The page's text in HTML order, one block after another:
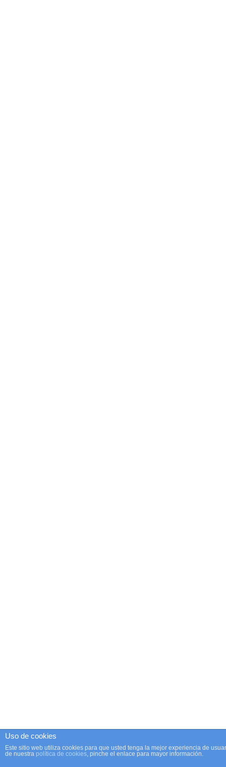
Uso de cookies
Este sitio web utiliza cookies para que usted tenga la mejor experiencia de
de nuestra política de cookies, pinche el enlace para mayor información.